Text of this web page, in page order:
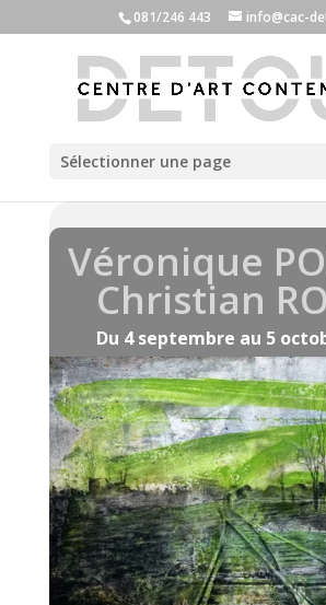
081/246 443 info@cac-
Sélectionner une page
Véronique
Christian
Du 4 septembre au 5